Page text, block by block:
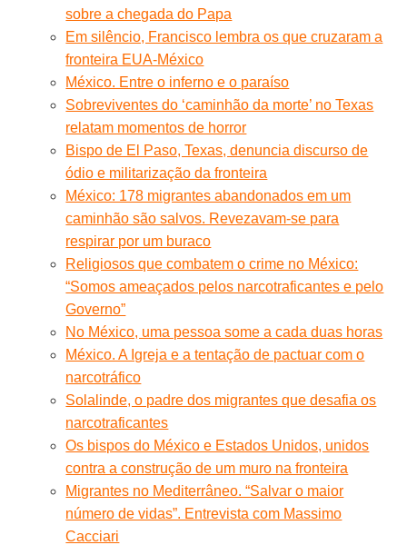
sobre a chegada do Papa
Em silêncio, Francisco lembra os que cruzaram a
fronteira EUA-México
México. Entre o inferno e o paraíso
Sobreviventes do ‘caminhão da morte’ no Texas
relatam momentos de horror
Bispo de El Paso, Texas, denuncia discurso de
ódio e militarização da fronteira
México: 178 migrantes abandonados em um
caminhão são salvos. Revezavam-se para
respirar por um buraco
Religiosos que combatem o crime no México:
“Somos ameaçados pelos narcotraficantes e pelo
Governo”
No México, uma pessoa some a cada duas horas
México. A Igreja e a tentação de pactuar com o
narcotráfico
Solalinde, o padre dos migrantes que desafia os
narcotraficantes
Os bispos do México e Estados Unidos, unidos
contra a construção de um muro na fronteira
Migrantes no Mediterrâneo. “Salvar o maior
número de vidas”. Entrevista com Massimo
Cacciari